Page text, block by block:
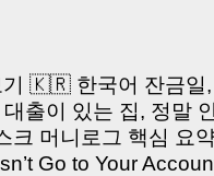
기 🇰🇷 한국어 잔금일
출이 있는 집, 정말
크 머니로그 핵심
Go to Your